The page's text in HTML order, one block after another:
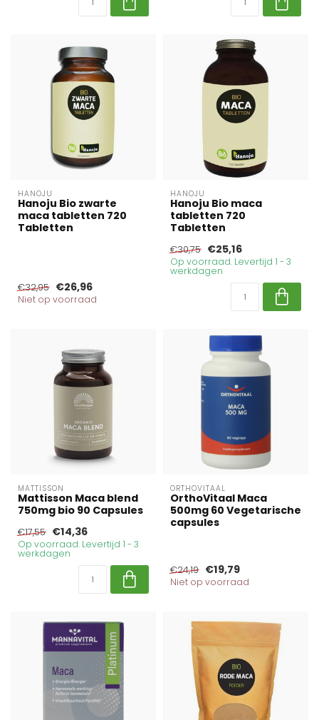
HANOJU
Hanoju Bio zwarte
maca tabletten 720
Tabletten
€32,95 €26,96
Niet op voorraad
HANOJU
Hanoju Bio maca
tabletten 720
Tabletten
€30,75 €25,16
Op voorraad. Levertijd 1 - 3
werkdagen
MATTISSON
Mattisson Maca blend
750mg bio 90 Capsules
€17,55 €14,36
Op voorraad. Levertijd 1 - 3
werkdagen
ORTHOVITAAL
OrthoVitaal Maca
500mg 60 Vegetarische
capsules
€24,19 €19,79
Niet op voorraad